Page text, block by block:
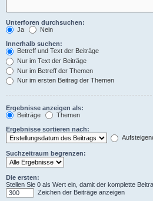
Unterforen durchsuchen:
Ja
Nein
Innerhalb suchen:
Betreff und Text der Beiträge
Nur im Text der Beiträge
Nur im Betreff der Themen
Nur im ersten Beitrag der Themen
Ergebnisse anzeigen als:
Beiträge
Themen
Ergebnisse sortieren nach:
Suchzeitraum begrenzen:
Die ersten:
Stellen Sie 0 als Wert ein, damit der komplette
Zeichen der Beiträge anzeigen